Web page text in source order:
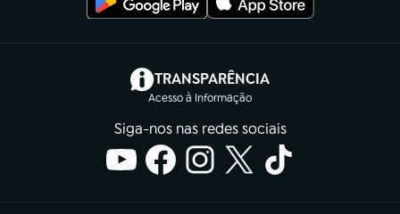
TRANSPARÊNCIA
Acesso à Informação
(abre em nova aba)
Siga-nos nas redes sociais